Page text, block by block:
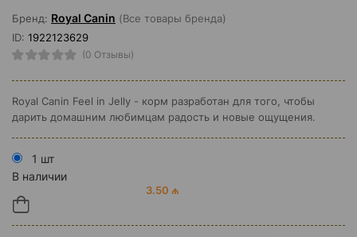
Бренд: Royal Canin (Все товары бренда)
ID: 1922123629
(0 Отзывы)
Royal Canin Feel in Jelly - корм разработан для того, чтобы
дарить домашним любимцам радость и новые ощущения.
1 шт
В наличии
3.50 ₼